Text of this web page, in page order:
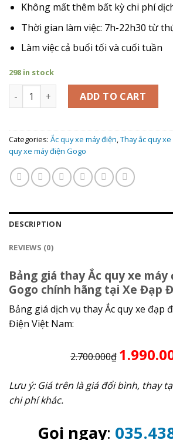
Không mất thêm bất kỳ chi phí
Thời gian làm việc: 7h-22h30 từ
Làm việc cả buổi tối và cuối tuần
298 in stock
Giá Thay Ắc Quy xe máy điện Osakar
ADD TO CART
Categories: Ắc quy xe máy điện,Thay ắc quy
quy xe máy điện Gogo
DESCRIPTION
REVIEWS (0)
Bảng giá thay Ắc quy xe máy
Gogo chính hãng tại Xe Đạp
Bảng giá dịch vụ thay Ắc quy xe đạp
Điện Việt Nam:
2.700.000₫
Lưu ý: Giá trên là giá đổi bình, thay
chi phí khác.
Gọi ngay: